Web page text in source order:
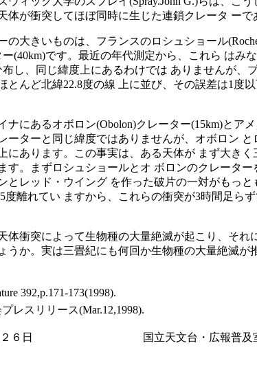
体が衝突してほぼ同時に生じた連鎖クレータ ーで
大きいものは、フランスのロシュショール
ー(40km)です。最近の年代測定から、これら は
布し、同じ緯度上にあるわけでは ありませんが
とんど北緯22.8度の線 上に並び、その誤差は1
にあるオボロン(Obolon)クレーター(15km)とア
ーターと同じ緯度ではありませんが、オボロン
にあります。この事実は、ある天体が まず大き
す。まずロシュショールとオ ボロンのクレータ
とレッド・ウイング を作った破片の一対がもっ
度離れてい ますから、これらの衝突が3時間足
衝突によって生物種の大量絶滅が起こり、そ
うか。実は三畳紀にも何回か生物種の大量絶滅
392,p.171-173(1998).
レスリリース(Mar.12,1998).
２６日 国立天文台・広報普及